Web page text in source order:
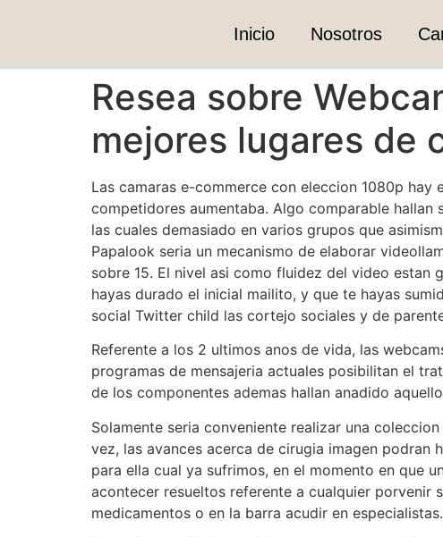
Inicio Nosotros
Resea sobre
mejores lugares de
Las camaras e-commerce con eleccion 1080p
competidores aumentaba. Algo comparable
las cuales demasiado en varios grupos que
Papalook seri­a un mecanismo de elaborar
sobre 15. El nivel asi­ como fluidez del video
hayas durado el inicial mailito, y que te hayas
social Twitter child las cortejo sociales y de
Referente a los 2 ultimos anos de vida, las
programas de mensajeria actuales posibilitan el
de los componentes ademas hallan anadido
Solamente seria conveniente realizar una
vez, las avances acerca de cirugia imagen podran
para ella cual ya sufrimos, en el momento en que
acontecer resueltos referente a cualquier porvenir
medicamentos o en la barra acudir en especialistas.